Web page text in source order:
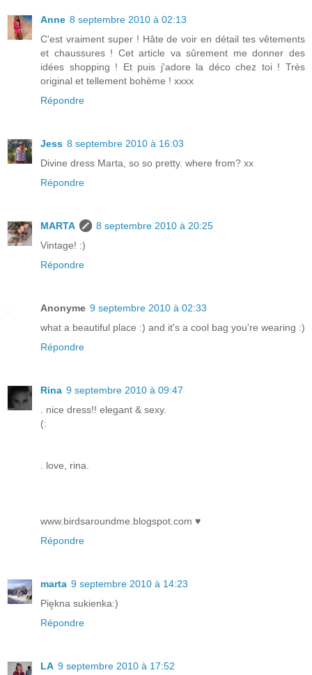
Anne 8 septembre 2010 à 02:13
C'est vraiment super ! Hâte de voir en détail tes vêtements
et chaussures ! Cet article va sûrement me donner des
idées shopping ! Et puis j'adore la déco chez toi ! Très
original et tellement bohème ! xxxx
Répondre
Jess 8 septembre 2010 à 16:03
Divine dress Marta, so so pretty. where from? xx
Répondre
MARTA
8 septembre 2010 à 20:25
Vintage! :)
Répondre
Anonyme 9 septembre 2010 à 02:33
what a beautiful place :) and it's a cool bag you're wearing :)
Répondre
Rina 9 septembre 2010 à 09:47
. nice dress!! elegant & sexy.
(:
. love, rina.
www.birdsaroundme.blogspot.com ♥
Répondre
marta 9 septembre 2010 à 14:23
Piękna sukienka:)
Répondre
LA 9 septembre 2010 à 17:52